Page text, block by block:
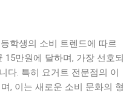
학생의 소비 트렌드에 따르
15만원에 달하며, 가장 선호되
다. 특히 요거트 전문점의 이
, 이는 새로운 소비 문화의 형